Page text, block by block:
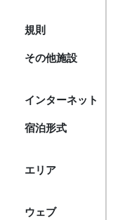
規則
その他施設
インターネット
宿泊形式
エリア
ウェブ